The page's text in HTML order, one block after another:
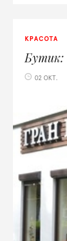
КРАСОТА
Бутик
02 ОКТ.